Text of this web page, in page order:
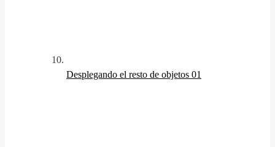
Desplegando el resto de objetos 01